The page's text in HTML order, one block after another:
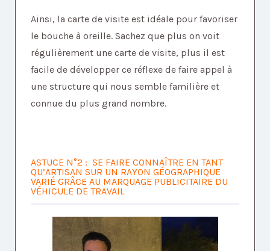
Ainsi, la carte de visite est idéale pour favoriser
le bouche à oreille. Sachez que plus on voit
régulièrement une carte de visite, plus il est
facile de développer ce réflexe de faire appel à
une structure qui nous semble familière et
connue du plus grand nombre.
ASTUCE N°2 : SE FAIRE CONNAÎTRE EN TANT
QU’ARTISAN SUR UN RAYON GÉOGRAPHIQUE
VARIÉ GRÂCE AU MARQUAGE PUBLICITAIRE DU
VÉHICULE DE TRAVAIL